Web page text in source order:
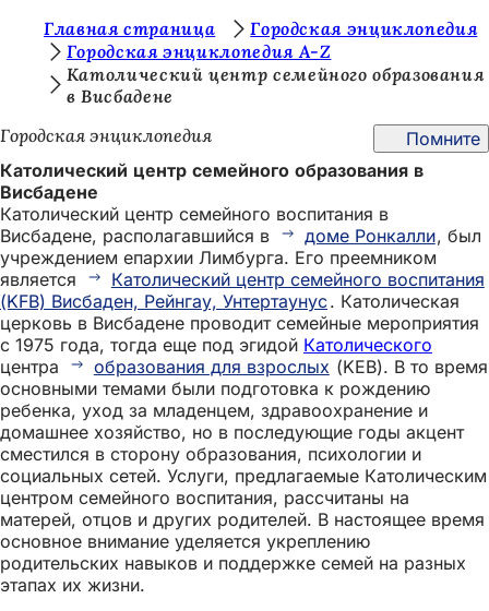
Перейти к содержимому
д
е
с
ь
:
Главная страница
Городская энциклопедия
Городская энциклопедия A-Z
Католический центр семейного образования
в Висбадене
Городская энциклопедия
Помните
Католический центр семейного образования в
Висбадене
Католический центр семейного воспитания в
Висбадене, располагавшийся в
доме Ронкалли, был
учреждением епархии Лимбурга. Его преемником
является
Католический центр семейного воспитания
(KFB) Висбаден, Рейнгау, Унтертаунус. Католическая
церковь в Висбадене проводит семейные мероприятия
с 1975 года, тогда еще под эгидой Католического
центра
образования для взрослых (KEB). В то время
основными темами были подготовка к рождению
ребенка, уход за младенцем, здравоохранение и
домашнее хозяйство, но в последующие годы акцент
сместился в сторону образования, психологии и
социальных сетей. Услуги, предлагаемые Католическим
центром семейного воспитания, рассчитаны на
матерей, отцов и других родителей. В настоящее время
основное внимание уделяется укреплению
родительских навыков и поддержке семей на разных
этапах их жизни.